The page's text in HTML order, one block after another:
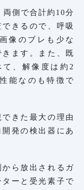
側で合計約10分
きるので、呼吸
像のブレも少な
ます。また、既
、解像度は約2
能なのも特徴で
きた最大の理由
発の検出器にあ
ら放出されるガ
ーと受光素子で